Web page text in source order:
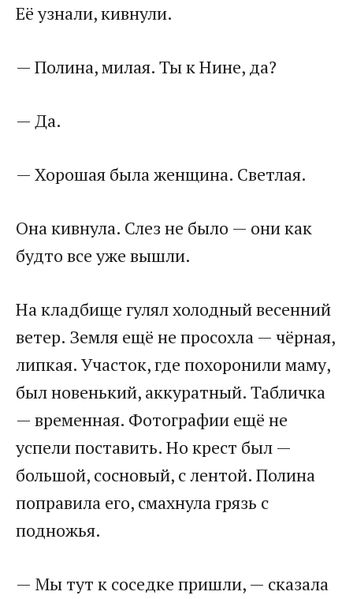
Её узнали, кивнули.
— Полина, милая. Ты к Нине, да?
— Да.
— Хорошая была женщина. Светлая.
Она кивнула. Слез не было — они как
будто все уже вышли.
На кладбище гулял холодный весенний
ветер. Земля ещё не просохла — чёрная,
липкая. Участок, где похоронили маму,
был новенький, аккуратный. Табличка
— временная. Фотографии ещё не
успели поставить. Но крест был —
большой, сосновый, с лентой. Полина
поправила его, смахнула грязь с
подножья.
— Мы тут к соседке пришли, — сказала